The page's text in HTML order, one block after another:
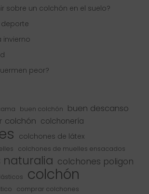
sobre un colchón en el suelo?
deporte
invierno
peor?
buen colchón buen descanso
colchón colchonería
colchones de látex
colchones de muelles ensacados
naturalia colchones poligon
colchón
comprar colchones